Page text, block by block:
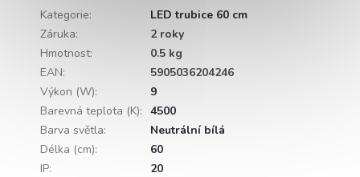
Kategorie:
LED trubice 60 cm
Záruka:
2 roky
Hmotnost:
0.5 kg
EAN:
5905036204246
Výkon (W):
9
Barevná teplota (K): 4500
Barva světla:
Neutrální bílá
Délka (cm):
60
IP:
20